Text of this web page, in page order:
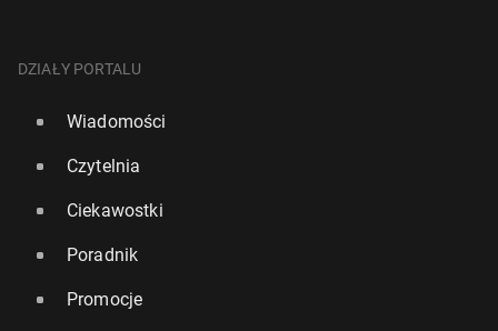
DZIAŁY PORTALU
Wiadomości
Czytelnia
Ciekawostki
Poradnik
Promocje